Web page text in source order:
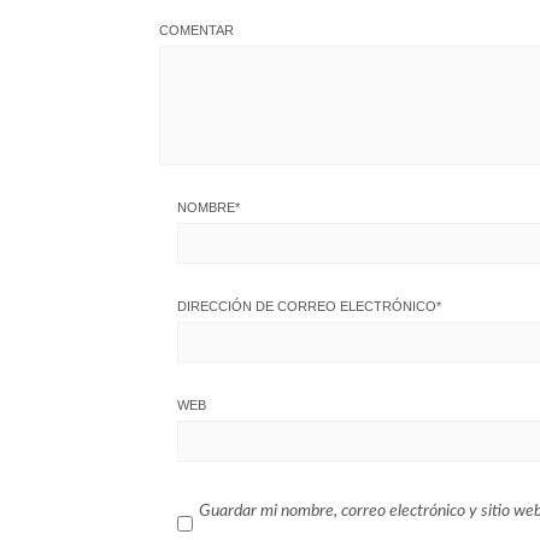
COMENTAR
NOMBRE*
DIRECCIÓN DE CORREO ELECTRÓNICO*
WEB
Guardar mi nombre, correo electrónico y sitio